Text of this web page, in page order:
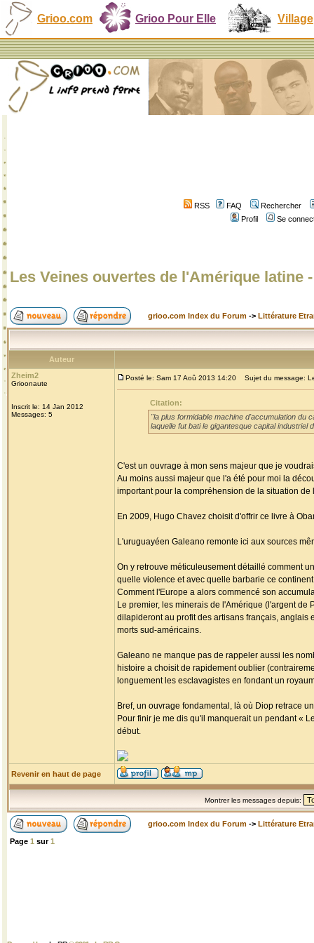
Grioo.com Grioo Pour Elle Village
RSS FAQ
Rechercher
Profil
Se
Les Veines ouvertes de l'Amérique latine
grioo.com Index du Forum -> Littérature
Auteur
Zheim2
Grioonaute
Inscrit le: 14 Jan 2012
Messages: 5
Posté le: Sam 17 Aoû 2013 14:20 Sujet du message:
Citation:
"la plus formidable machine d'accumulation du
laquelle fut bati le gigantesque capital industriel
C'est un ouvrage à mon sens majeur que je
Au moins aussi majeur que l'a été pour moi la
important pour la compréhension de la situation
En 2009, Hugo Chavez choisit d'offrir ce livre à
L'uruguayéen Galeano remonte ici aux sources
On y retrouve méticuleusement détaillé comment
quelle violence et avec quelle barbarie ce
Comment l'Europe a alors commencé son
Le premier, les minerais de l'Amérique (l'argent
dilapideront au profit des artisans français,
morts sud-américains.
Galeano ne manque pas de rappeler aussi les
histoire a choisit de rapidement oublier
longuement les esclavagistes en fondant un
Bref, un ouvrage fondamental, là où Diop retrace
Pour finir je me dis qu'il manquerait un pendant «
début.
Revenir en haut de page
Montrer les messages depuis:
grioo.com Index du Forum -> Littérature
Page 1 sur1